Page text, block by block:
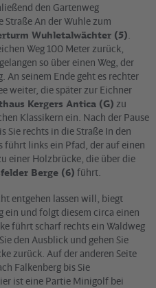
den Gartenweg
An der Wuhle zum
Wuhletalwächter (5)
Weg 100 Meter zurück,
so über einen Weg, der
seinem Ende geht es rechter
weiter, die später zur Eichner
Kergers Antica (G) zu
Klassikern ein. Nach der Pause
Sie rechts in die Straße In den
führt links ein Pfad, der auf einen
einer Holzbrücke, die über die
Berge (6) führt.
entgehen lassen will, biegt
ein und folgt diesem circa einen
führt scharf rechts ein Waldweg
den Ausblick und gehen Sie
zurück. Auf der anderen Seite
Falkenberg bis Sie
ist eine Partie Minigolf bei